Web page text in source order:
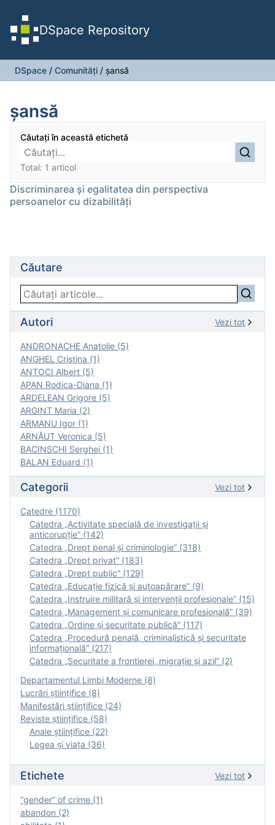
DSpace Repository
DSpace / Comunități / şansă
şansă
Căutați în această etichetă
Total: 1 articol
Discriminarea şi egalitatea din perspectiva
persoanelor cu dizabilităţi
Căutare
Autori Vezi tot
ANDRONACHE Anatolie (5)
ANGHEL Cristina (1)
ANTOCI Albert (5)
APAN Rodica-Diana (1)
ARDELEAN Grigore (5)
ARGINT Maria (2)
ARMANU Igor (1)
ARNĂUT Veronica (5)
BACINSCHI Serghei (1)
BALAN Eduard (1)
Categorii Vezi tot
Catedre (1170)
Catedra „Activitate specială de investigaţii şi
anticorupție” (142)
Catedra „Drept penal și criminologie” (318)
Catedra „Drept privat” (183)
Catedra „Drept public” (129)
Catedra „Educație fizică şi autoapărare” (9)
Catedra „Instruire militară şi intervenţii profesionale” (15)
Catedra „Management și comunicare profesională” (39)
Catedra „Ordine și securitate publică” (117)
Catedra „Procedură penală, criminalistică și securitate
informațională” (217)
Catedra „Securitate a frontierei, migrație și azil” (2)
Departamentul Limbi Moderne (8)
Lucrări științifice (8)
Manifestări ştiinţifice (24)
Reviste ştiinţifice (58)
Anale ştiinţifice (22)
Legea şi viaţa (36)
Etichete Vezi tot
“gender” of crime (1)
abandon (2)